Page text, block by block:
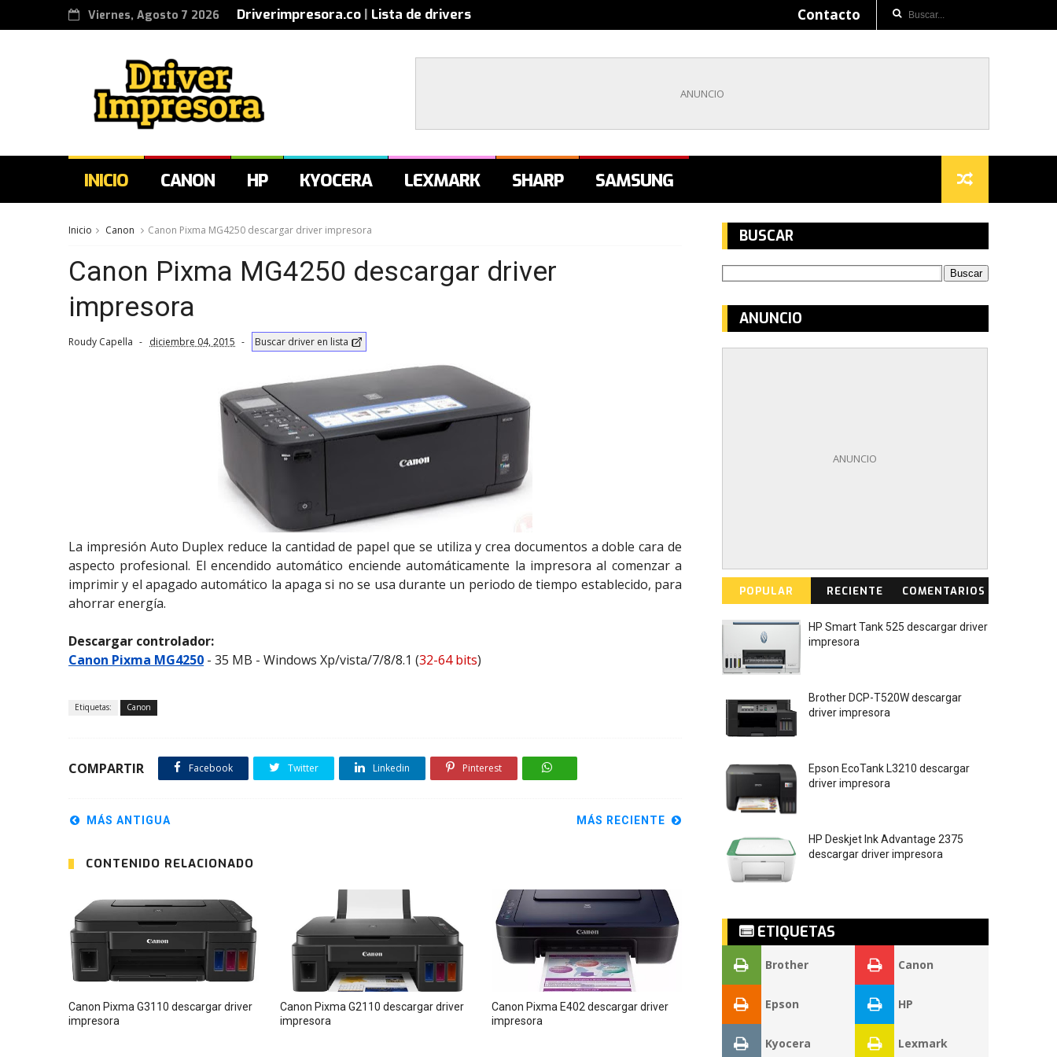
Viernes, Agosto 7 2026 Driverimpresora.co | Lista de drivers Contacto
INICIO CANON HP KYOCERA LEXMARK SHARP SAMSUNG
Inicio Canon Canon Pixma MG4250 descargar driver impresora
Canon Pixma MG4250 descargar driver
impresora
Roudy Capella diciembre 04, 2015 Buscar driver en lista
La impresión Auto Duplex reduce la cantidad de papel que se utiliza y crea documentos a doble cara de
aspecto profesional. El encendido automático enciende automáticamente la impresora al comenzar a
imprimir y el apagado automático la apaga si no se usa durante un periodo de tiempo establecido, para
ahorrar energía.
Descargar controlador:
Canon Pixma MG4250 - 35 MB - Windows Xp/vista/7/8/8.1 (32-64 bits)
Etiquetas: Canon
COMPARTIR Facebook Twitter Linkedin Pinterest
MÁS RECIENTE
MÁS ANTIGUA
CONTENIDO RELACIONADO
Canon Pixma G3110 descargar driver
impresora
Canon Pixma G2110 descargar driver
impresora
Canon Pixma E402 descargar driver
impresora
BUSCAR
ANUNCIO
POPULAR RECIENTE COMENTARIOS
HP Smart Tank 525 descargar driver
impresora
Brother DCP-T520W descargar
driver impresora
Epson EcoTank L3210 descargar
driver impresora
HP Deskjet Ink Advantage 2375
descargar driver impresora
ETIQUETAS
Brother Canon
Epson HP
Kyocera Lexmark